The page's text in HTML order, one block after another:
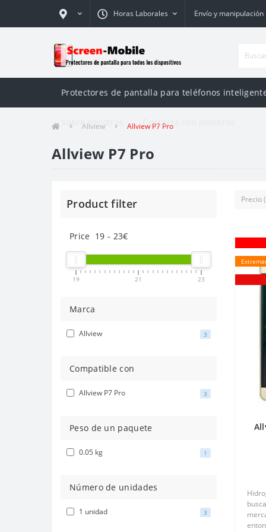
Horas Laborales Envío y manipulación
Protectores de pantalla para teléfonos
Sobre nosotras Contacta con nosotros
Allview Allview P7 Pro
Allview P7 Pro
Product filter
Price 19 - 23€
19 21 23
Marca
Allview 3
Compatible con
Allview P7 Pro 3
Peso de un paquete
0.05 kg 1
Número de unidades
1 unidad 3